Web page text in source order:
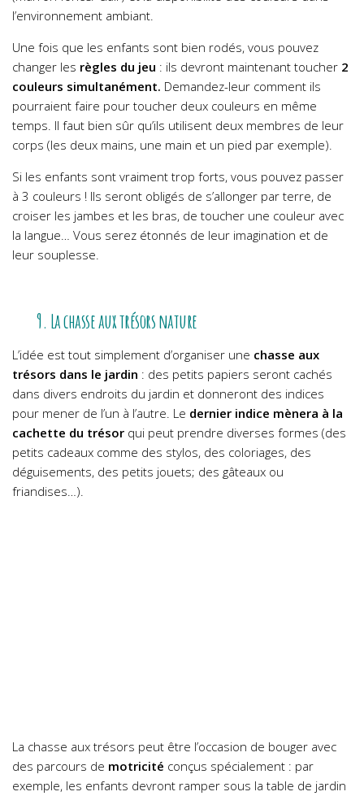
l’environnement ambiant.
Une fois que les enfants sont bien rodés, vous pouvez
changer les règles du jeu : ils devront maintenant toucher 2
couleurs simultanément. Demandez-leur comment ils
pourraient faire pour toucher deux couleurs en même
temps. Il faut bien sûr qu’ils utilisent deux membres de leur
corps (les deux mains, une main et un pied par exemple).
Si les enfants sont vraiment trop forts, vous pouvez passer
à 3 couleurs ! Ils seront obligés de s’allonger par terre, de
croiser les jambes et les bras, de toucher une couleur avec
la langue… Vous serez étonnés de leur imagination et de
leur souplesse.
9. La chasse aux trésors nature
L’idée est tout simplement d’organiser une chasse aux
trésors dans le jardin : des petits papiers seront cachés
dans divers endroits du jardin et donneront des indices
pour mener de l’un à l’autre. Le dernier indice mènera à la
cachette du trésor qui peut prendre diverses formes (des
petits cadeaux comme des stylos, des coloriages, des
déguisements, des petits jouets; des gâteaux ou
friandises…).
La chasse aux trésors peut être l’occasion de bouger avec
des parcours de motricité conçus spécialement : par
exemple, les enfants devront ramper sous la table de jardin